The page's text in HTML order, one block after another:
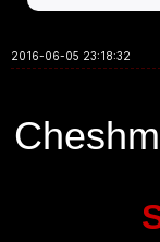
2016-06-05 23:18:32